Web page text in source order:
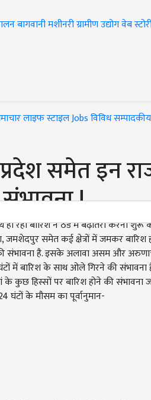
बागवानीमशीनरीग्रामीण उद्योगवेब
लाइफ स्टाइलJobsविविधसम्पादकीय
समेत इन
!
रही बारिश ने ठंड में बढ़ोतरी करनी शुरू
जमशेदपुर समेत कई क्षेत्रों में जमकर बारिश
संभावना है. इसके अलावा असम और
में बारिश के साथ ओले गिरने की
के कुछ हिस्सों पर बारिश होने की संभावना
के मौसम का पूर्वानुमान-